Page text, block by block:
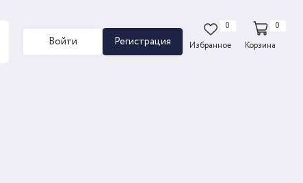
Войти Регистрация
0
Избранное
0
Корзина